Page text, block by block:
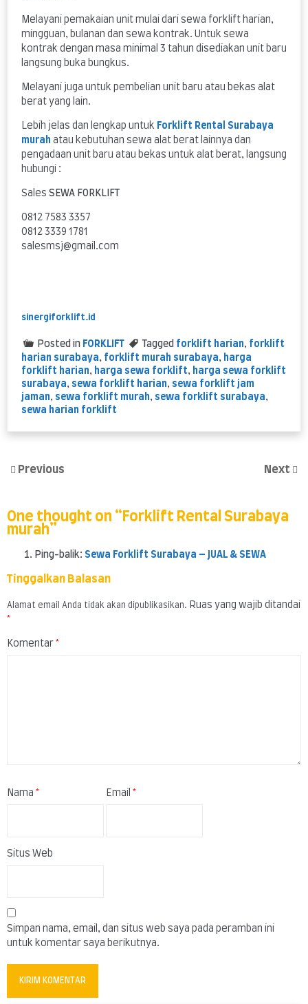
Melayani pemakaian unit mulai dari sewa forklift harian,
mingguan, bulanan dan sewa kontrak. Untuk sewa
kontrak dengan masa minimal 3 tahun disediakan unit baru
langsung buka bungkus.
Melayani juga untuk pembelian unit baru atau bekas alat
berat yang lain.
Lebih jelas dan lengkap untuk Forklift Rental Surabaya
murah atau kebutuhan sewa alat berat lainnya dan
pengadaan unit baru atau bekas untuk alat berat, langsung
hubungi :
Sales SEWA FORKLIFT
0812 7583 3357
0812 3339 1781
salesmsj@gmail.com
sinergiforklift.id
Posted in FORKLIFT Tagged forklift harian, forklift
harian surabaya, forklift murah surabaya, harga
forklift harian, harga sewa forklift, harga sewa forklift
surabaya, sewa forklift harian, sewa forklift jam
jaman, sewa forklift murah, sewa forklift surabaya,
sewa harian forklift
Previous Next
One thought on “ Forklift Rental Surabaya
murah”
Ping-balik: Sewa Forklift Surabaya – JUAL & SEWA
Tinggalkan Balasan
Alamat email Anda tidak akan dipublikasikan. Ruas yang wajib ditandai
*
Komentar *
Nama * Email*
Situs Web
Simpan nama, email, dan situs web saya pada peramban ini
untuk komentar saya berikutnya.